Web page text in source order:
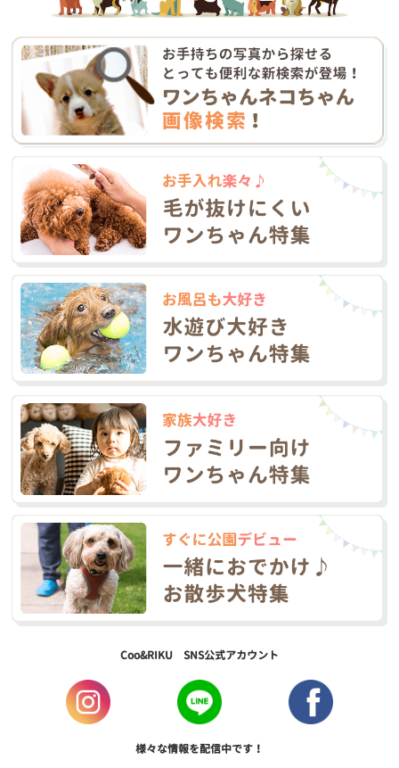
Coo&RIKU SNS公式アカウント
様々な情報を配信中です！